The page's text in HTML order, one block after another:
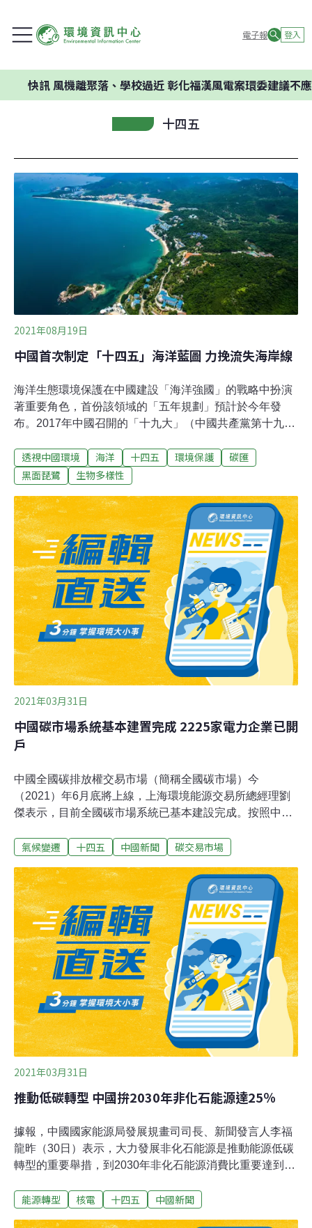
電子報 登入
風機離聚落、學校過近 彰化福漢風電案環委建議不應開發
十四五
2021年08月19日
中國首次制定「十四五」海洋藍圖 力挽流失海岸線
海洋生態環境保護在中國建設「海洋強國」的戰略中扮演
著重要角色，首份該領域的「五年規劃」預計於今年發
布。2017年中國召開的「十九大」（中國共產黨第十九次
國」，眼下沿著這一目標，中國提出要打造「美麗海
灣」，這將成為即將出爐的「十四五」海洋生態環境保護
定專案五年規劃，過去有關海洋的專項規劃僅局限在漁業
和海洋經濟。中國國家主席習近平比以往任何時候都更注
重打造「海洋強國」。他對此做出多次批示，強調將其融
入「兩個一百年」奮鬥目標，而海洋生態環境保護又是其
中的重要組成部分。中國自去年3月就開始著手這項專項
規劃的制定。為此，中央指定錦州、連雲港、上海、深圳
四個城市先行開展規劃編制試點，從北到南，它們分別毗
鄰渤海、黃海、東海和南海海域。
透視中國環境 海洋 十四五 環境保護
碳匯
黑面琵鷺
生物多樣性
2021年03月31日
中國碳市場系統基本建置完成 2225家電力企業已開
戶
中國全國碳排放權交易市場（簡稱全國碳市場）今
（2021）年6月底將上線，上海環境能源交易所總經理劉
傑表示，目前全國碳市場系統已基本建設完成。按照中國
即上海負責交易系統建設，湖北武漢負責登記結算系統建
易機構和碳登記結算機構建設工作。湖北碳排放交易中心
相關負責人表示，目前，2225家重點排放的中國電力企業
已基本完成開戶工作，從覆蓋範圍看，電力行業作為碳排
放大戶，成為市場先行軍。根據整體安排，全國碳市場首
批以發電行業起步，「十四五」期間，預計石油、化工、
建材等八大重點能耗行業都將納到碳市場。
氣候變遷 十四五 中國新聞 碳交易市場
2021年03月31日
推動低碳轉型 中國拚2030年非化石能源達25％
據報，中國國家能源局發展規畫司司長、新聞發言人李福
龍昨（30日）表示，大力發展非化石能源是推動能源低碳
轉型的重要舉措，到2030年非化石能源消費比重要達到
年要增加非化石能源約7000萬噸標準煤。李福龍指出，國
能源轉型 核電 十四五 中國新聞